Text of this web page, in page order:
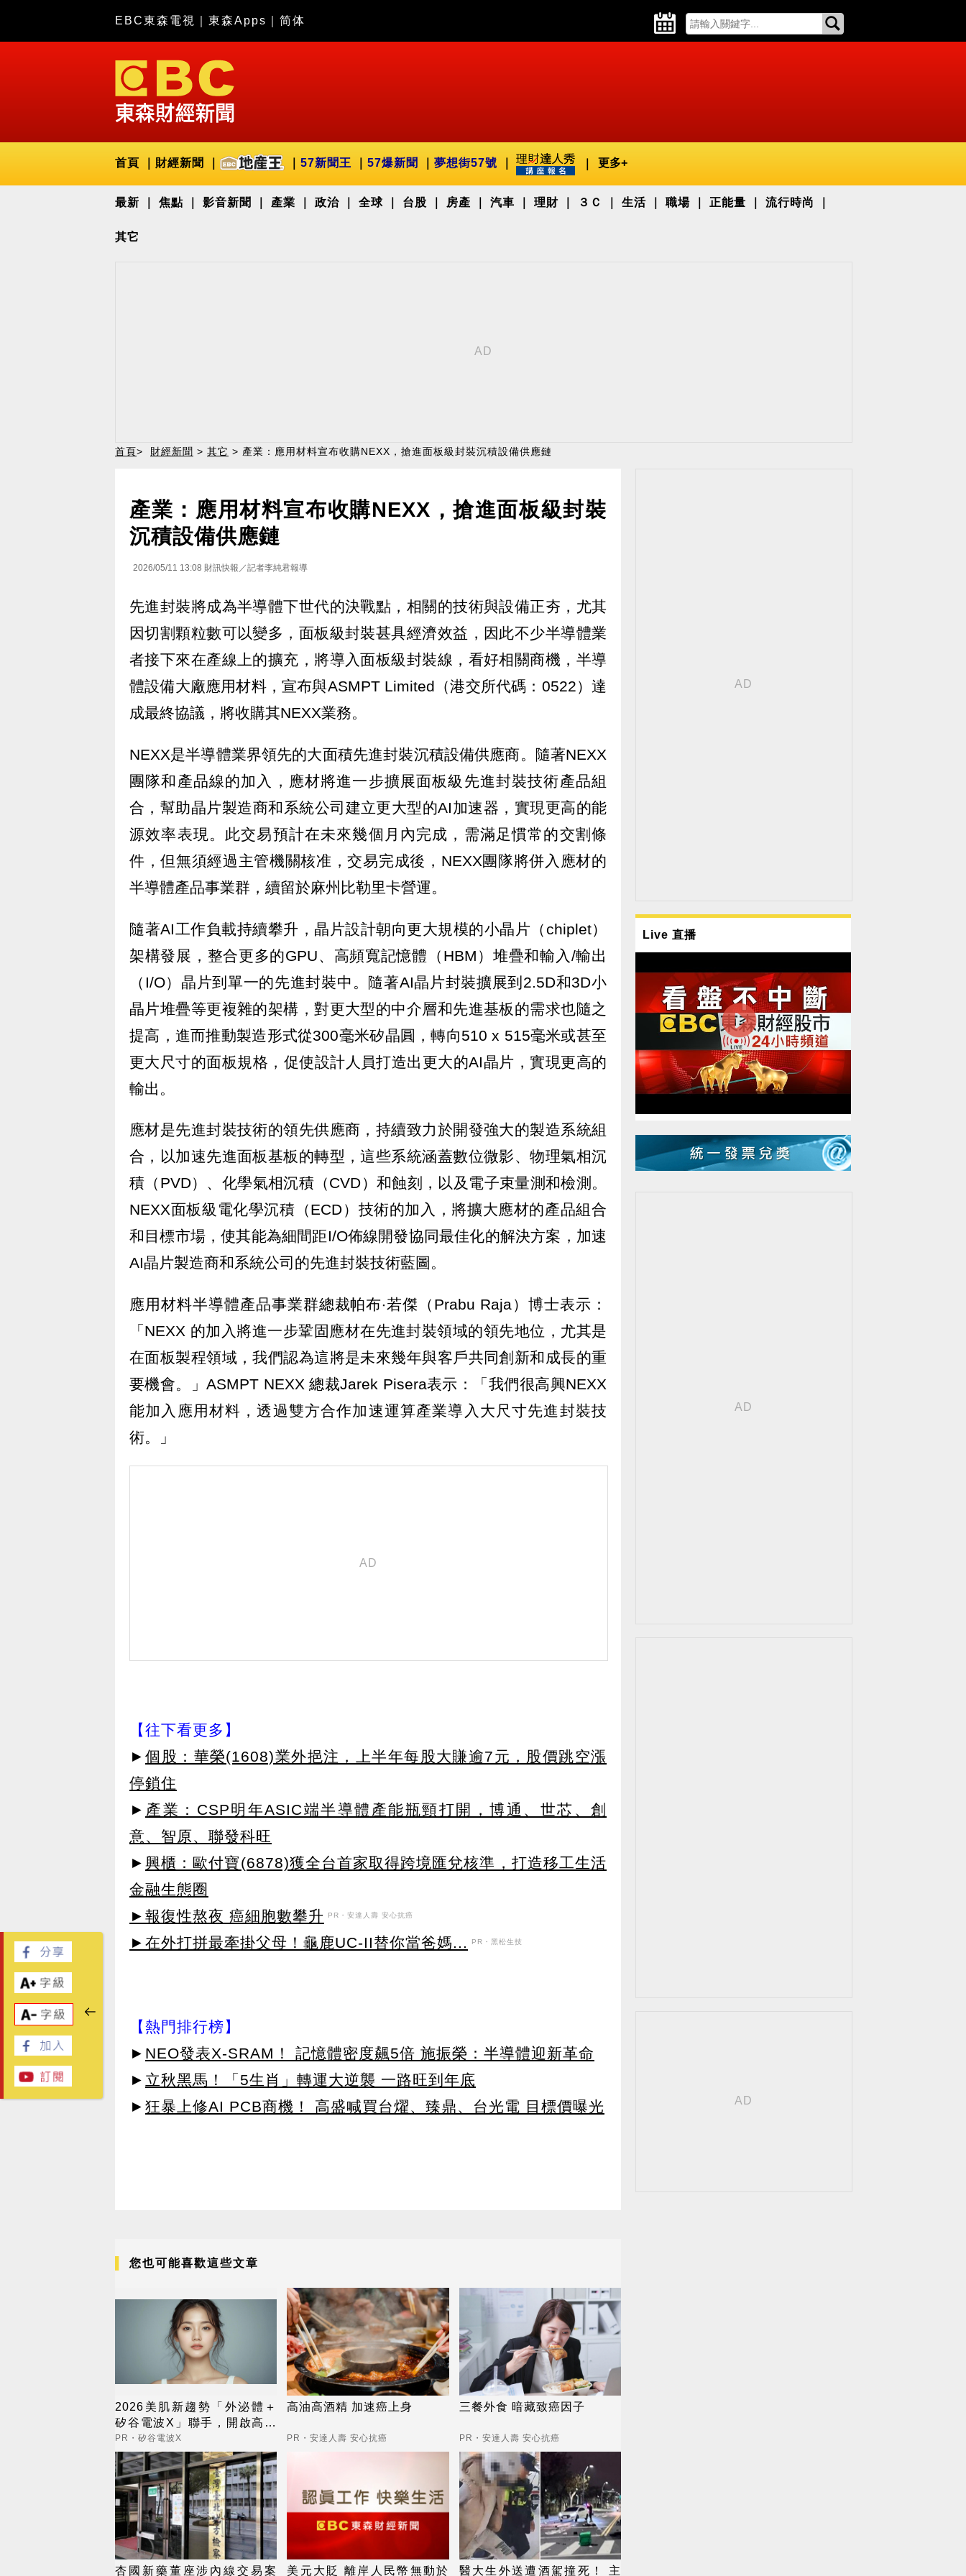
EBC東森電視 東森Apps 简体
首頁 財經新聞 57新聞王 57爆新聞 夢想街57號 更多+
最新 焦點 影音新聞 產業 政治 全球 台股 房產 汽車 理財 ３Ｃ 生活 職場 正能量 流行時尚
其它
首頁> 財經新聞 > 其它 > 產業：應用材料宣布收購NEXX，搶進面板級封裝沉積設備供應鏈
產業：應用材料宣布收購NEXX，搶進面板級封裝
沉積設備供應鏈
2026/05/11 13:08 財訊快報／記者李純君報導
先進封裝將成為半導體下世代的決戰點，相關的技術與設備正夯，尤其
因切割顆粒數可以變多，面板級封裝甚具經濟效益，因此不少半導體業
者接下來在產線上的擴充，將導入面板級封裝線，看好相關商機，半導
體設備大廠應用材料，宣布與ASMPT Limited（港交所代碼：0522）達
成最終協議，將收購其NEXX業務。
NEXX是半導體業界領先的大面積先進封裝沉積設備供應商。隨著NEXX
團隊和產品線的加入，應材將進一步擴展面板級先進封裝技術產品組
合，幫助晶片製造商和系統公司建立更大型的AI加速器，實現更高的能
源效率表現。此交易預計在未來幾個月內完成，需滿足慣常的交割條
件，但無須經過主管機關核准，交易完成後，NEXX團隊將併入應材的
半導體產品事業群，續留於麻州比勒里卡營運。
隨著AI工作負載持續攀升，晶片設計朝向更大規模的小晶片（chiplet）
架構發展，整合更多的GPU、高頻寬記憶體（HBM）堆疊和輸入/輸出
（I/O）晶片到單一的先進封裝中。隨著AI晶片封裝擴展到2.5D和3D小
晶片堆疊等更複雜的架構，對更大型的中介層和先進基板的需求也隨之
提高，進而推動製造形式從300毫米矽晶圓，轉向510 x 515毫米或甚至
更大尺寸的面板規格，促使設計人員打造出更大的AI晶片，實現更高的
輸出。
應材是先進封裝技術的領先供應商，持續致力於開發強大的製造系統組
合，以加速先進面板基板的轉型，這些系統涵蓋數位微影、物理氣相沉
積（PVD）、化學氣相沉積（CVD）和蝕刻，以及電子束量測和檢測。
NEXX面板級電化學沉積（ECD）技術的加入，將擴大應材的產品組合
和目標市場，使其能為細間距I/O佈線開發協同最佳化的解決方案，加速
AI晶片製造商和系統公司的先進封裝技術藍圖。
應用材料半導體產品事業群總裁帕布‧若傑（Prabu Raja）博士表示：
「NEXX 的加入將進一步鞏固應材在先進封裝領域的領先地位，尤其是
在面板製程領域，我們認為這將是未來幾年與客戶共同創新和成長的重
要機會。」ASMPT NEXX 總裁Jarek Pisera表示：「我們很高興NEXX
能加入應用材料，透過雙方合作加速運算產業導入大尺寸先進封裝技
術。」
【往下看更多】
► 個股：華榮(1608)業外挹注，上半年每股大賺逾7元，股價跳空漲
停鎖住
► 產業：CSP明年ASIC端半導體產能瓶頸打開，博通、世芯、創
意、智原、聯發科旺
► 興櫃：歐付寶(6878)獲全台首家取得跨境匯兌核準，打造移工生活
金融生態圈
►報復性熬夜 癌細胞數攀升
PR・安達人壽 安心抗癌
►在外打拼最牽掛父母！龜鹿UC-II替你當爸媽... PR・黑松生技
【熱門排行榜】
► NEO發表X-SRAM！ 記憶體密度飆5倍 施振榮：半導體迎新革命
► 立秋黑馬！「5生肖」轉運大逆襲 一路旺到年底
► 狂暴上修AI PCB商機！ 高盛喊買台燿、臻鼎、台光電 目標價曝光
您也可能喜歡這些文章
2026美肌新趨勢「外泌體＋
矽谷電波X」聯手，開啟高階
養膚新世代
PR・矽谷電波X
高油高酒精 加速癌上身
PR・安達人壽 安心抗癌
三餐外食 暗藏致癌因子
PR・安達人壽 安心抗癌
杏國新藥董座涉內線交易案 美元大貶 離岸人民幣無動於 醫大生外送遭酒駕撞死！ 主
Live 直播